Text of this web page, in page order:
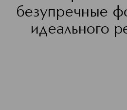
безупречные
идеального